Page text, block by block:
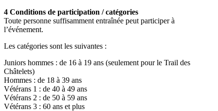
4 Conditions de participation / catégories
Toute personne suffisamment entraînée peut participer à
l’événement.
Les catégories sont les suivantes :
Juniors hommes : de 16 à 19 ans (seulement pour le Trail des
Châtelets)
Hommes : de 18 à 39 ans
Vétérans 1 : de 40 à 49 ans
Vétérans 2 : de 50 à 59 ans
Vétérans 3 : 60 ans et plus